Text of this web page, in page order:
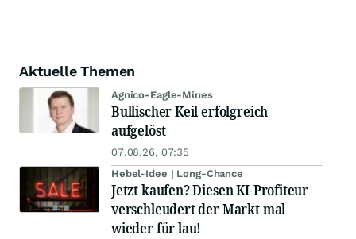
Aktuelle Themen
Agnico-Eagle-Mines
Bullischer Keil erfolgreich
aufgelöst
07.08.26, 07:35
Hebel-Idee | Long-Chance
Jetzt kaufen? Diesen KI-Profiteur
verschleudert der Markt mal
wieder für lau!